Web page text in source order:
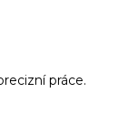
práce.